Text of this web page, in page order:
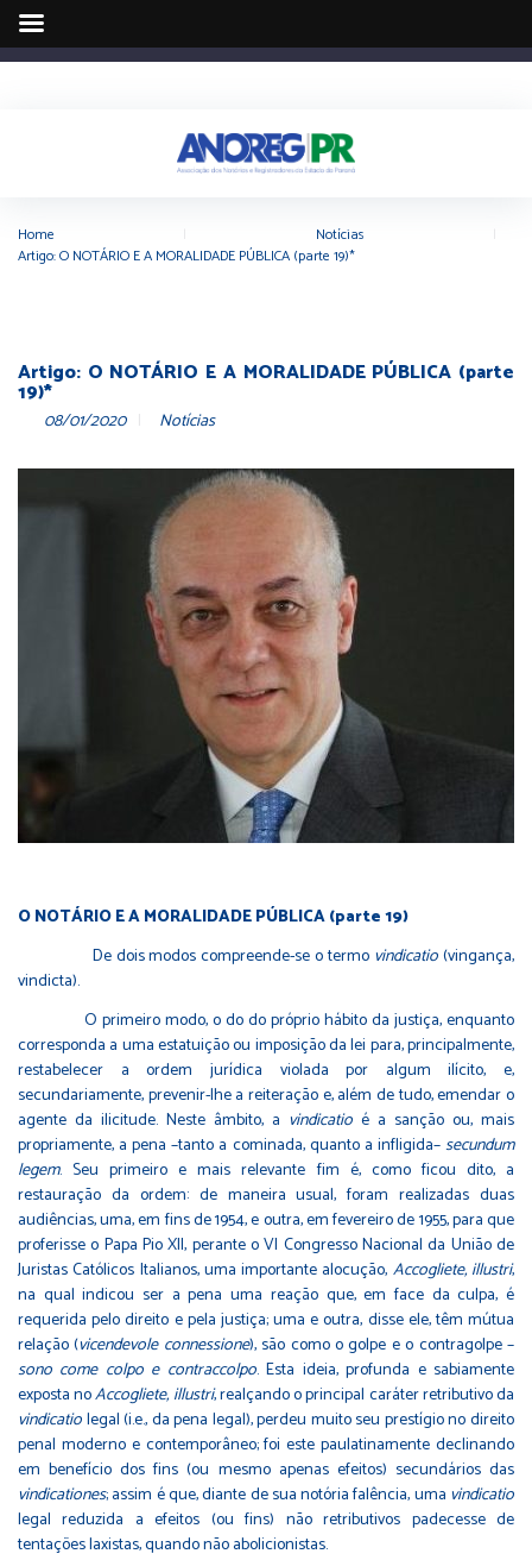
Home Notícias
Artigo: O NOTÁRIO E A MORALIDADE PÚBLICA (parte 19)*
Artigo: O NOTÁRIO E A MORALIDADE PÚBLICA (parte
19)*
08/01/2020 Notícias
O NOTÁRIO E A MORALIDADE PÚBLICA (parte 19)
De dois modos compreende-se o termo vindicatio(vingança,
vindicta).
O primeiro modo, o do do próprio hábito da justiça, enquanto
corresponda a uma estatuição ou imposição da lei para, principalmente,
restabelecer a ordem jurídica violada por algum ilícito, e,
secundariamente, prevenir-lhe a reiteração e, além de tudo, emendar o
agente da ilicitude. Neste âmbito, a vindicatio é a sanção ou, mais
propriamente, a pena –tanto a cominada, quanto a infligida–secundum
legem. Seu primeiro e mais relevante fim é, como ficou dito, a
restauração da ordem: de maneira usual, foram realizadas duas
audiências, uma, em fins de 1954, e outra, em fevereiro de 1955, para que
proferisse o Papa Pio XII, perante o VI Congresso Nacional da União de
Juristas Católicos Italianos, uma importante alocução, Accogliete, illustri,
na qual indicou ser a pena uma reação que, em face da culpa, é
requerida pelo direito e pela justiça; uma e outra, disse ele, têm mútua
relação (vicendevole connessione), são como o golpe e o contragolpe –
sono come colpo e contraccolpo. Esta ideia, profunda e sabiamente
exposta noAccogliete, illustri, realçando o principal caráter retributivo da
vindicatiolegal (i.e., da pena legal), perdeu muito seu prestígio no direito
penal moderno e contemporâneo; foi este paulatinamente declinando
em benefício dos fins (ou mesmo apenas efeitos) secundários das
vindicationes; assim é que, diante de sua notória falência, uma vindicatio
legal reduzida a efeitos (ou fins) não retributivos padecesse de
tentações laxistas, quando não abolicionistas.